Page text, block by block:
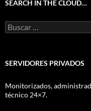
SEARCH IN THE CLOUD…
Buscar:
SERVIDORES PRIVADOS
Monitorizados,
técnico 24×7.